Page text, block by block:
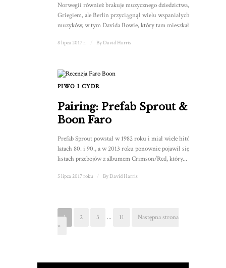
Norwegii również brakuje muzycznego dziedzictwa, poza
Griegiem, ale Berlin przyciągnął wielu wspaniałych
muzyków, w tym Davida Bowie, który tam mieszkał w...
8 lipca 2017 r. By David Harris
PIWO I CYDR
Pairing: Prefab Sprout &
Boon Faro
Prefab Sprout powstał w 1982 roku i miał wiele hitów w
latach 80. i 90., a w 2013 roku ponownie pojawił się na
listach przebojów z albumem Crimson/Red, który...
5 lipca 2017 roku By David Harris
1 2 3 ... 11
Następna strona
»